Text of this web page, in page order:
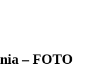
– FOTO